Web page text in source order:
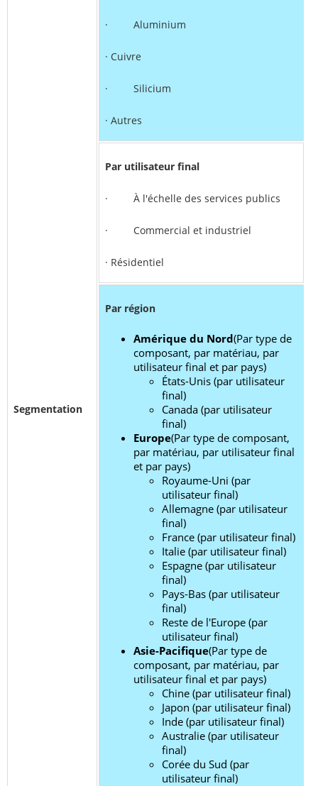
Segmentation
· Aluminium
· Cuivre
· Silicium
· Autres
Par utilisateur final
· À l'échelle des services publics
· Commercial et industriel
· Résidentiel
Par région
Amérique du Nord(Par type de
composant, par matériau, par
utilisateur final et par pays)
États-Unis (par utilisateur
final)
Canada (par utilisateur
final)
Europe(Par type de composant,
par matériau, par utilisateur final
et par pays)
Royaume-Uni (par
utilisateur final)
Allemagne (par utilisateur
final)
France (par utilisateur final)
Italie (par utilisateur final)
Espagne (par utilisateur
final)
Pays-Bas (par utilisateur
final)
Reste de l'Europe (par
utilisateur final)
Asie-Pacifique(Par type de
composant, par matériau, par
utilisateur final et par pays)
Chine (par utilisateur final)
Japon (par utilisateur final)
Inde (par utilisateur final)
Australie (par utilisateur
final)
Corée du Sud (par
utilisateur final)